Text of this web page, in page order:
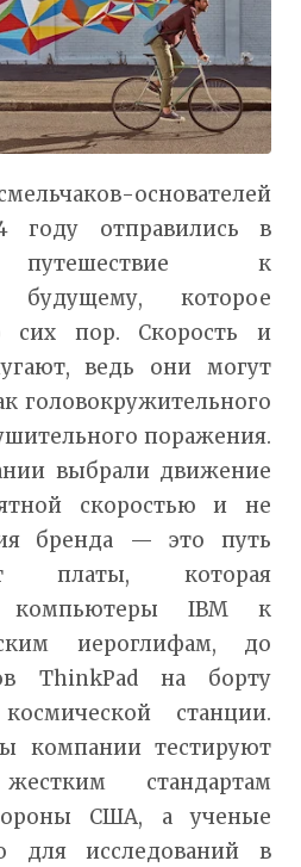
основателей
году отправились в
путешествие к
будущему, которое
сих пор. Скорость и
ведь они могут
головокружительного
поражения.
выбрали движение
скоростью и не
бренда — это путь
платы, которая
компьютеры IBM к
иероглифам, до
ThinkPad на борту
станции.
компании тестируют
стандартам
США, а ученые
для исследований в